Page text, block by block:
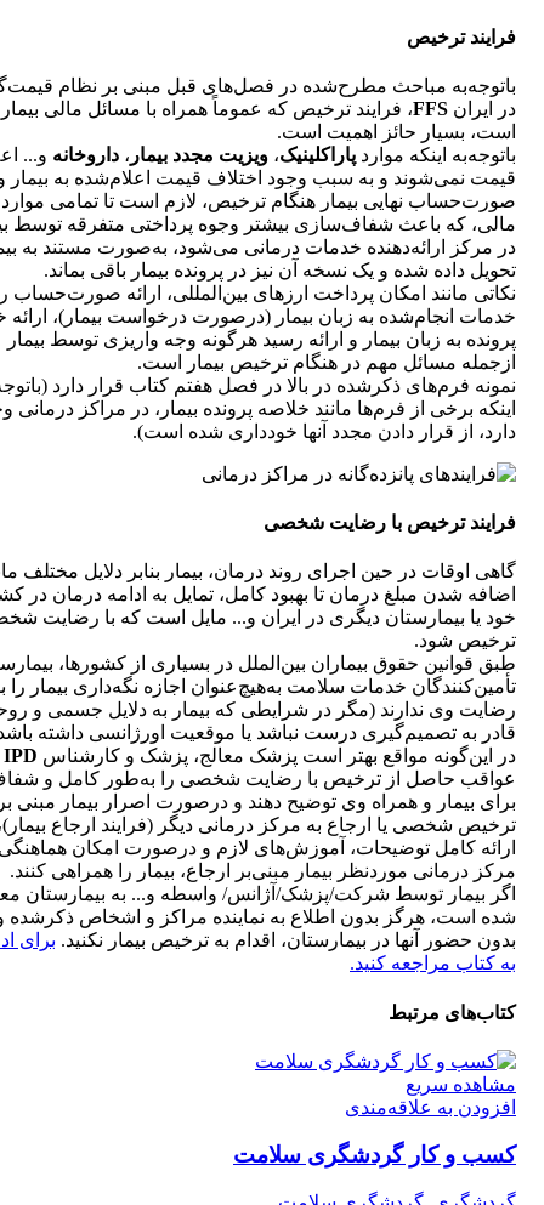
فرایند ترخیص
باتوجه‌به مباحث مطرح‌شده در فصل‌های قبل مبنی بر نظام
در ایران FFS، فرایند ترخیص که عموماً همراه با مسائل مالی بیمار
است، بسیار حائز اهمیت است.
باتوجه‌به اینکه موارد پاراکلینیک، ویزیت مجدد بیمار ، داروخانه و...
قیمت نمی‌شوند و به سبب وجود اختلاف قیمت اعلام‌شده به بیمار
صورت‌حساب نهایی بیمار هنگام ترخیص، لازم است تا تمامی موارد
مالی، که باعث شفاف‌سازی بیشتر وجوه پرداختی متفرقه توسط
در مرکز ارائه‌دهنده خدمات درمانی می‌شود، به‌صورت مستند به
تحویل داده شده و یک نسخه آن نیز در پرونده بیمار باقی بماند.
نکاتی مانند امکان پرداخت ارزهای بین‌المللی، ارائه صورت‌حساب
خدمات انجام‌شده به زبان بیمار (درصورت درخواست بیمار)، ارائه
پرونده به زبان بیمار و ارائه رسید هرگونه وجه واریزی توسط بیمار
ازجمله مسائل مهم در هنگام ترخیص بیمار است.
نمونه فرم‌های ذکرشده در بالا در فصل هفتم کتاب قرار دارد
اینکه برخی از فرم‌ها مانند خلاصه پرونده بیمار، در مراکز درمانی
دارد، از قرار دادن مجدد آنها خودداری شده است).
فرایند ترخیص با رضایت شخصی
گاهی اوقات در حین اجرای روند درمان، بیمار بنابر دلایل مختلف
اضافه شدن مبلغ درمان تا بهبود کامل، تمایل به ادامه درمان در
خود یا بیمارستان دیگری در ایران و... مایل است که با رضایت
ترخیص شود.
طبق قوانین حقوق بیماران بین‌الملل در بسیاری از کشورها،
تأمین‌کنندگان خدمات سلامت به‌هیچ‌عنوان اجازه نگه‌داری بیمار را
رضایت وی ندارند (مگر در شرایطی که بیمار به دلایل جسمی و
قادر به تصمیم‌گیری درست نباشد یا موقعیت اورژانسی داشته
در این‌گونه مواقع بهتر است پزشک معالج، پزشک و کارشناس IPD
عواقب حاصل از ترخیص با رضایت شخصی را به‌طور کامل و
برای بیمار و همراه وی توضیح دهند و درصورت اصرار بیمار مبنی
ترخیص شخصی یا ارجاع به مرکز درمانی دیگر (فرایند ارجاع بیمار)،
ارائه کامل توضیحات، آموزش‌های لازم و درصورت امکان هماهنگی
مرکز درمانی موردنظر بیمار مبنی‌بر ارجاع، بیمار را همراهی کنند.
اگر بیمار توسط شرکت/پزشک/آژانس/ واسطه و... به بیمارستان
شده است، هرگز بدون اطلاع به نماینده مراکز و اشخاص ذکرشده
بدون حضور آنها در بیمارستان، اقدام به ترخیص بیمار نکنید. برای
به کتاب مراجعه کنید.
کتاب‌های مرتبط
مشاهده سریع
افزودن به علاقه‌مندی
کسب‌ و‌ کار گردشگری‌ سلامت